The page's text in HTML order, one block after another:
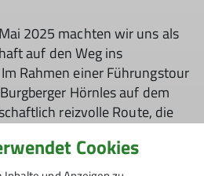
2025 machten wir uns als
auf den Weg ins
Rahmen einer Führungstour
Hörnles auf dem
reizvolle Route, die
Cookies